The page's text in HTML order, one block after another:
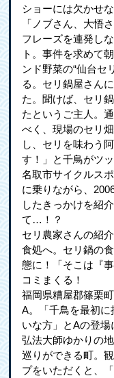
ショーには欠かせ
「ノブさん、大悟
フレーズを連発し
ト。事件を求めて
ンド野菜の“仙台セ
る。セリ鍋屋さん
た。聞けば、セリ
たというご主人。
べく、現場のセリ
し、セリを味わう
す！」と千鳥がツ
名取市サイクルス
に乗りながら、
したきっかけを紹
て…！？
セリ農家さんの紹
食処へ。セリ鍋の
態に！「そこは『
コミまくる！
福岡県糟屋郡篠栗
A。「千鳥を最初
いな方」とAの登場
弘法大師ゆかりの
巡りができる町。
プをいただくと、